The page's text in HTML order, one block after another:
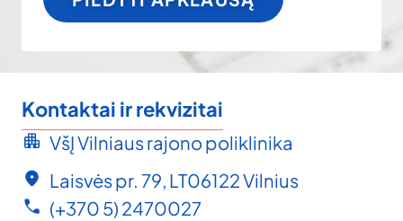
Kontaktai ir rekvizitai
VšĮ Vilniaus rajono poliklinika
Laisvės pr. 79, LT06122 Vilnius
(+370 5) 2470027